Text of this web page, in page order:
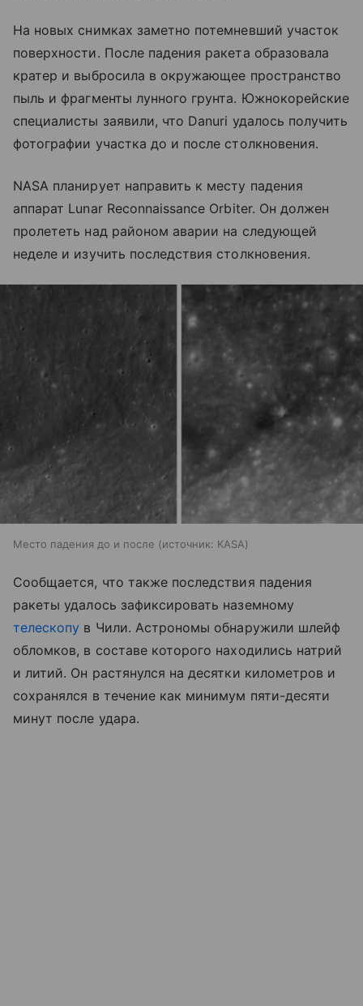
На новых снимках заметно потемневший участок
поверхности. После падения ракета образовала
кратер и выбросила в окружающее пространство
пыль и фрагменты лунного грунта. Южнокорейские
специалисты заявили, что Danuri удалось получить
фотографии участка до и после столкновения.
NASA планирует направить к месту падения
аппарат Lunar Reconnaissance Orbiter. Он должен
пролететь над районом аварии на следующей
неделе и изучить последствия столкновения.
Место падения до и после источник: KASA
Сообщается, что также последствия падения
ракеты удалось зафиксировать наземному
телескопу в Чили. Астрономы обнаружили шлейф
обломков, в составе которого находились натрий
и литий. Он растянулся на десятки километров и
сохранялся в течение как минимум пяти-десяти
минут после удара.